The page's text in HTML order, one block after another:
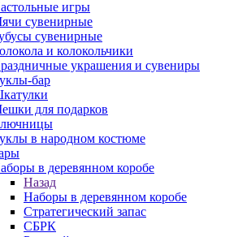
игры
сувенирные
сувенирные
и колокольчики
украшения и сувениры
бар
для подарков
в народном костюме
в деревянном коробе
Назад
Наборы в деревянном коробе
Стратегический запас
СБРК